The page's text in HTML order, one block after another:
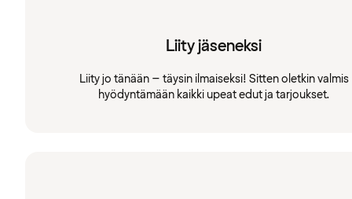
Liity jäseneksi
Liity jo tänään – täysin ilmaiseksi! Sitten oletkin valmis
hyödyntämään kaikki upeat edut ja tarjoukset.